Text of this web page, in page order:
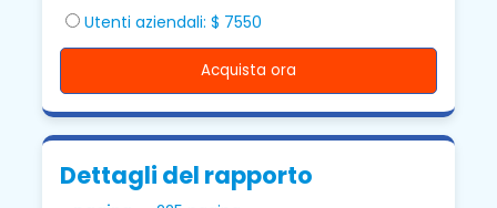
Utenti aziendali: $ 7550
Acquista ora
Dettagli del rapporto